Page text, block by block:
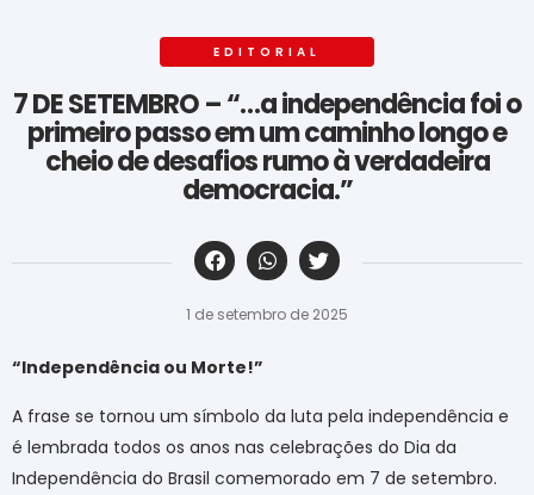
EDITORIAL
7 DE SETEMBRO – “…a independência foi o
primeiro passo em um caminho longo e
cheio de desafios rumo à verdadeira
democracia.”
‎ ‎ ‎ ‎ ‎ ‎ ‎ ‎ ‎ ‎ ‎ ‎ ‎ ‎ ‎ ‎ ‎ ‎ ‎ ‎ ‎ ‎ ‎ ‎ ‎ ‎ ‎ ‎ ‎ ‎ ‎
1 de setembro de 2025
“Independência ou Morte!”
A frase se tornou um símbolo da luta pela independência e
é lembrada todos os anos nas celebrações do Dia da
Independência do Brasil comemorado em 7 de setembro.